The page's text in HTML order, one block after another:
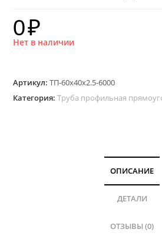
0₽
Нет в наличии
Артикул:ТП-60х40х2.5-6000
Категория:Труба профильная
ОПИСАНИЕ
ДЕТАЛИ
ОТЗЫВЫ (0)